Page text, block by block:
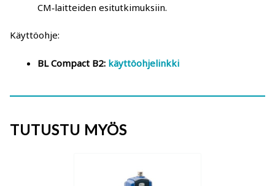
CM‑laitteiden esitutkimuksiin.
Käyttöohje:
BL Compact B2: käyttöohjelinkki
TUTUSTU MYÖS